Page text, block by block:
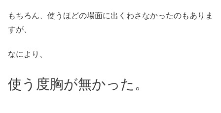
もちろん、使うほどの場面に出くわさなかったのもありま
すが、
なにより、
使う度胸が無かった。